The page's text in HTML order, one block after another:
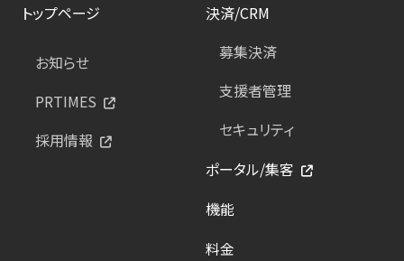
トップページ
お知らせ
PRTIMES
採用情報
決済/CRM
募集決済
支援者管理
セキュリティ
ポータル/集客
機能
料金